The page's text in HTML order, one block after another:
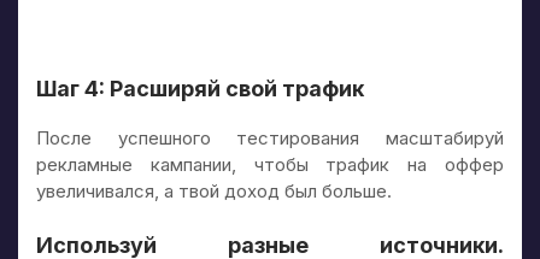
Шаг 4: Расширяй свой трафик
После успешного тестирования масштабируй
рекламные кампании, чтобы трафик на оффер
увеличивался, а твой доход был больше.
Используй разные источники.